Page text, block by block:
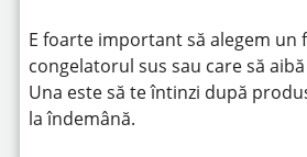
E foarte important să alegem un
congelatorul sus sau care să
Una este să te întinzi după
la îndemână.